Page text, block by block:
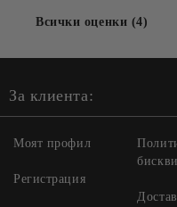
Всички оценки (4)
За клиента:
Моят профил
Регистрация